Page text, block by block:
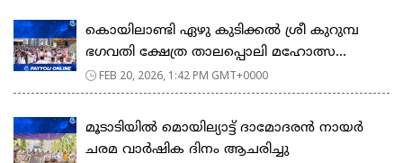
കൊയിലാണ്ടി ഏഴു കുടിക്കൽ ശ്രീ കുറുമ്പ
ഭഗവതി ക്ഷേത്ര താലപ്പൊലി മഹോത്സ...
FEB 20, 2026, 1:42 PM GMT+0000
മൂടാടിയിൽ മൊയില്യാട്ട് ദാമോദരൻ നായർ
ചരമ വാർഷിക ദിനം ആചരിച്ചു